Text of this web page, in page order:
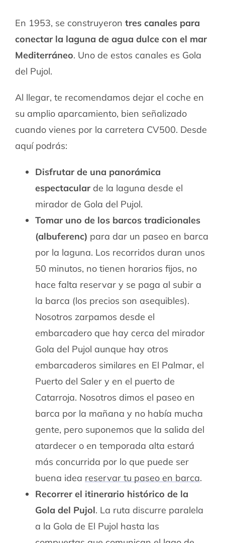
En 1953, se construyeron tres canales para
conectar la laguna de agua dulce con el mar
Mediterráneo. Uno de estos canales es Gola
del Pujol.
Al llegar, te recomendamos dejar el coche en
su amplio aparcamiento, bien señalizado
cuando vienes por la carretera CV500. Desde
aquí podrás:
Disfrutar de una panorámica
espectacularde la laguna desde el
mirador de Gola del Pujol.
Tomar uno de los barcos tradicionales
(albuferenc) para dar un paseo en barca
por la laguna. Los recorridos duran unos
50 minutos, no tienen horarios fijos, no
hace falta reservar y se paga al subir a
la barca (los precios son asequibles).
Nosotros zarpamos desde el
embarcadero que hay cerca del mirador
Gola del Pujol aunque hay otros
embarcaderos similares en El Palmar, el
Puerto del Saler y en el puerto de
Catarroja. Nosotros dimos el paseo en
barca por la mañana y no había mucha
gente, pero suponemos que la salida del
atardecer o en temporada alta estará
más concurrida por lo que puede ser
buena idea reservar tu paseo en barca.
Recorrer el itinerario histórico de la
Gola del Pujol. La ruta discurre paralela
a la Gola de El Pujol hasta las